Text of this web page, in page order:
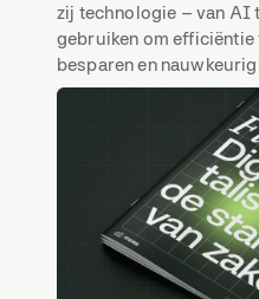
zij technologie – van AI
gebruiken om
besparen en